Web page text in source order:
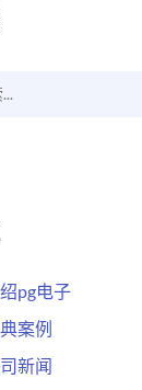
pg电子
案例
新闻